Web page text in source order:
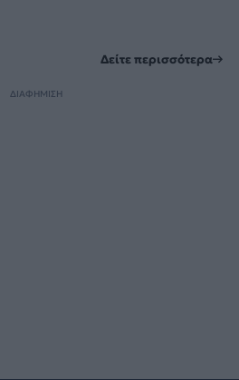
Δείτε περισσότερα
ΔΙΑΦΗΜΙΣΗ